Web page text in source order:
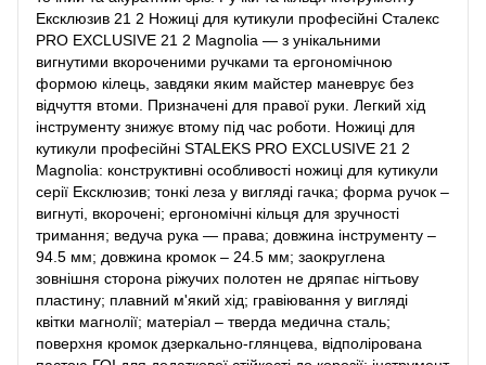
Ексклюзив 21 2 Ножиці для кутикули професійні Сталекс
PRO EXCLUSIVE 21 2 Magnolia — з унікальними
вигнутими вкороченими ручками та ергономічною
формою кілець, завдяки яким майстер маневрує без
відчуття втоми. Призначені для правої руки. Легкий хід
інструменту знижує втому під час роботи. Ножиці для
кутикули професійні STALEKS PRO EXCLUSIVE 21 2
Magnolia: конструктивні особливості ножиці для кутикули
серії Ексклюзив; тонкі леза у вигляді гачка; форма ручок –
вигнуті, вкорочені; ергономічні кільця для зручності
тримання; ведуча рука — права; довжина інструменту –
94.5 мм; довжина кромок – 24.5 мм; заокруглена
зовнішня сторона ріжучих полотен не дряпає нігтьову
пластину; плавний м'який хід; гравіювання у вигляді
квітки магнолії; матеріал – тверда медична сталь;
поверхня кромок дзеркально-глянцева, відполірована